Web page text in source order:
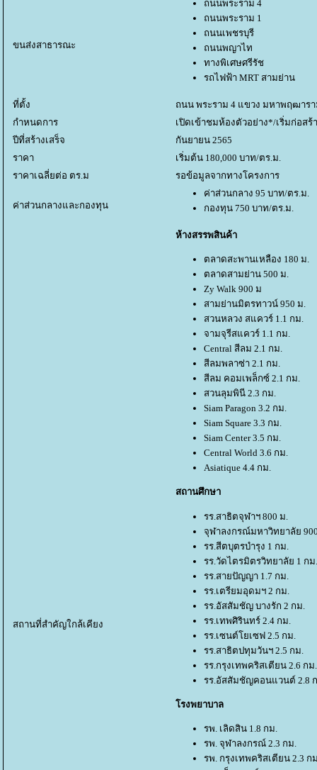
ขนส่งสาธารณะ
ถนนพระราม 4
ถนนพระราม 1
ถนนเพชรบุรี
ถนนพญาไท
ทางพิเศษศรีรัช
รถไฟฟ้า MRT สามย่าน
ที่ตั้ง
ถนน พระราม 4 แขวง มหาพฤฒาร
กำหนดการ
เปิดเข้าชมห้องตัวอย่าง*/เริ่มก่อสร้
ปีที่สร้างเสร็จ
กันยายน 2565
ราคา
เริ่มต้น 180,000 บาท/ตร.ม.
ราคาเฉลี่ยต่อ ตร.ม
รอข้อมูลจากทางโครงการ
ค่าส่วนกลางและกองทุน
ค่าส่วนกลาง 95 บาท/ตร.ม.
กองทุน 750 บาท/ตร.ม.
สถานที่สำคัญใกล้เคียง
ห้างสรรพสินค้า
ตลาดสะพานเหลือง 180 ม.
ตลาดสามย่าน 500 ม.
Zy Walk 900 ม
สามย่านมิตรทาวน์ 950 ม.
สวนหลวง สแควร์ 1.1 กม.
จามจุรีสแควร์ 1.1 กม.
Central สีลม 2.1 กม.
สีลมพลาซ่า 2.1 กม.
สีลม คอมเพล็กซ์ 2.1 กม.
สวนลุมพินี 2.3 กม.
Siam Paragon 3.2 กม.
Siam Square 3.3 กม.
Siam Center 3.5 กม.
Central World 3.6 กม.
Asiatique 4.4 กม.
สถานศึกษา
รร.สาธิตจุฬาฯ 800 ม.
จุฬาลงกรณ์มหาวิทยาลัย
รร.สีตบุตรบำรุง 1 กม.
รร.วัดไตรมิตรวิทยาลัย 1 กม.
รร.สายปัญญา 1.7 กม.
รร.เตรียมอุดมฯ 2 กม.
รร.อัสสัมชัญ บางรัก 2 กม.
รร.เทพศิรินทร์ 2.4 กม.
รร.เซนต์โยเซฟ 2.5 กม.
รร.สาธิตปทุมวันฯ 2.5 กม.
รร.กรุงเทพคริสเตียน 2.6 กม.
รร.อัสสัมชัญคอนแวนต์ 2.8
รงพยาบาล
รพ. เลิดสิน 1.8 กม.
รพ. จุฬาลงกรณ์ 2.3 กม.
รพ. กรุงเทพคริสเตียน 2.3 ก